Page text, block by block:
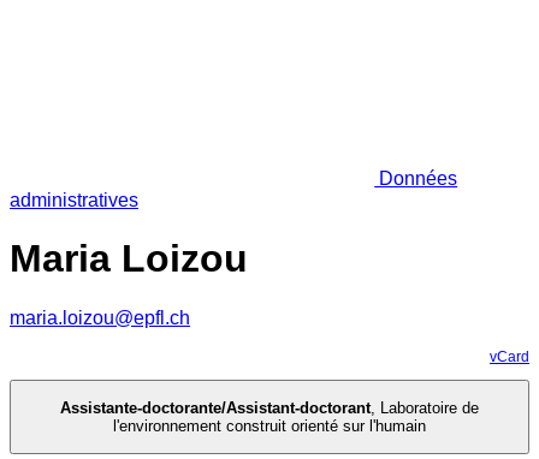
Données
administratives
Maria Loizou
maria.loizou@epfl.ch
vCard
Assistante-doctorante/Assistant-doctorant, Laboratoire de
l'environnement construit orienté sur l'humain